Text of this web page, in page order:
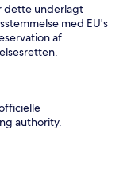
dette underlagt
med EU's
af
authority.